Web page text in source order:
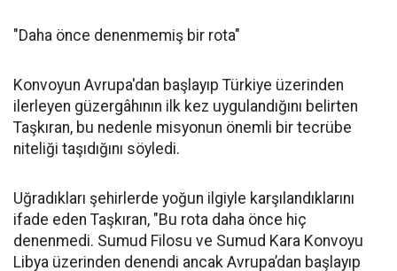
"Daha önce denenmemiş bir rota"
Konvoyun Avrupa'dan başlayıp Türkiye üzerinden
ilerleyen güzergâhının ilk kez uygulandığını belirten
Taşkıran, bu nedenle misyonun önemli bir tecrübe
niteliği taşıdığını söyledi.
Uğradıkları şehirlerde yoğun ilgiyle karşılandıklarını
ifade eden Taşkıran, "Bu rota daha önce hiç
denenmedi. Sumud Filosu ve Sumud Kara Konvoyu
Libya üzerinden denendi ancak Avrupa’dan başlayıp